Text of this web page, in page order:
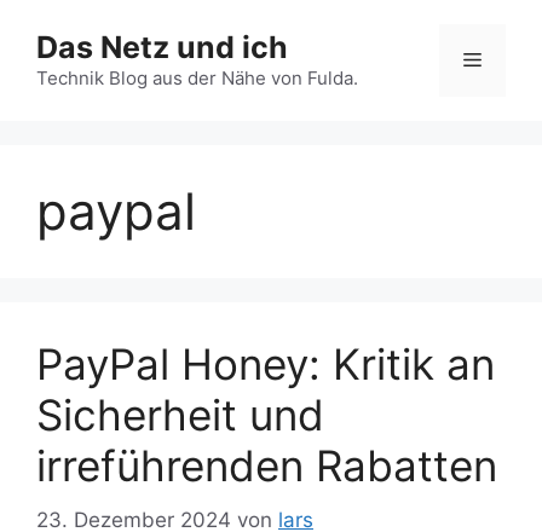
Inhalt
springen
Das Netz und ich
Technik Blog aus der Nähe von Fulda.
Menü
paypal
PayPal Honey: Kritik an
Sicherheit und
irreführenden Rabatten
23. Dezember 2024 von lars